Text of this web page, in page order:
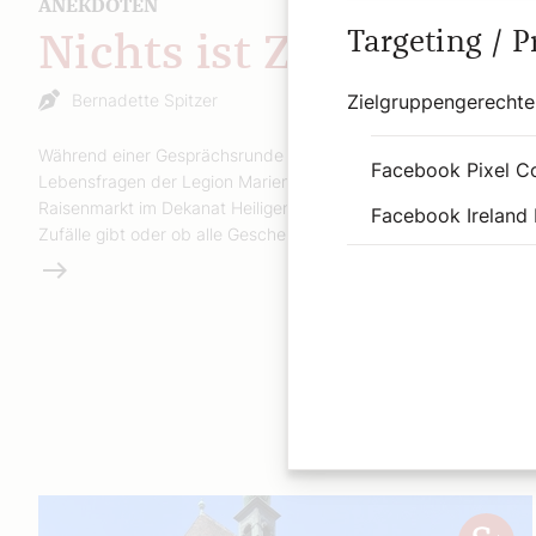
ANEKDOTEN
Nichts ist Zufall
Bernadette Spitzer
Während einer Gesprächsrunde über Glaubens- und
Lebensfragen der Legion Mariens in der Pfarre Maria
Raisenmarkt im Dekanat Heiligenkreuz kam die Frage auf, ob es
Zufälle gibt oder ob alle Geschehnisse von Gott gefügt seien.
Weiterlesen
Targeting /
Facebook Pixel
Facebook Ireland